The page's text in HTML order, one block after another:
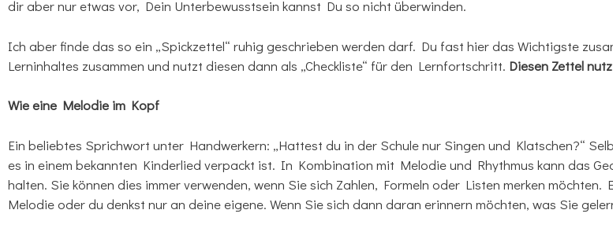
dir aber nur etwas vor, Dein Unterbewusstsein kannst Du so nicht überwinden.
Ich aber finde das so ein „Spickzettel“ ruhig geschrieben werden darf. Du fast hier das Wichtigste
Lerninhaltes zusammen und nutzt diesen dann als „Checkliste“ für den Lernfortschritt. Diesen Zettel
Wie eine Melodie im Kopf
Ein beliebtes Sprichwort unter Handwerkern: „Hattest du in der Schule nur Singen und Klatschen?“
es in einem bekannten Kinderlied verpackt ist. In Kombination mit Melodie und Rhythmus kann das
halten. Sie können dies immer verwenden, wenn Sie sich Zahlen, Formeln oder Listen merken
Melodie oder du denkst nur an deine eigene. Wenn Sie sich dann daran erinnern möchten, was Sie